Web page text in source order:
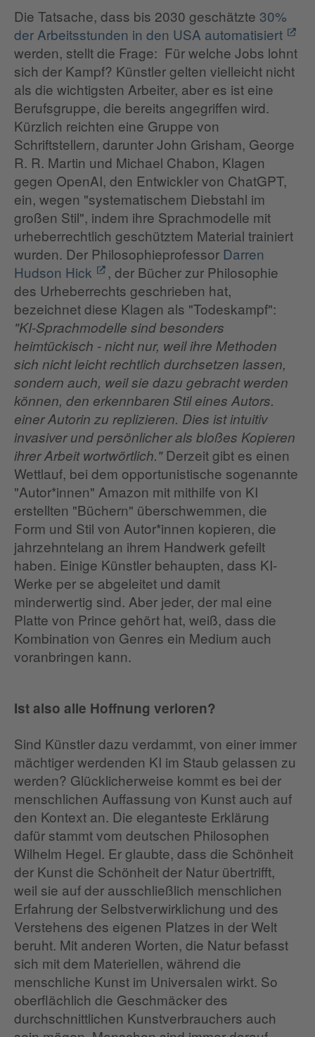
Die Tatsache, dass bis 2030 geschätzte 30%
der Arbeitsstunden in den USA automatisiert
werden, stellt die Frage: Für welche Jobs lohnt
sich der Kampf? Künstler gelten vielleicht nicht
als die wichtigsten Arbeiter, aber es ist eine
Berufsgruppe, die bereits angegriffen wird.
Kürzlich reichten eine Gruppe von
Schriftstellern, darunter John Grisham, George
R. R. Martin und Michael Chabon, Klagen
gegen OpenAI, den Entwickler von ChatGPT,
ein, wegen "systematischem Diebstahl im
großen Stil", indem ihre Sprachmodelle mit
urheberrechtlich geschütztem Material trainiert
wurden. Der Philosophieprofessor Darren
Hudson Hick
, der Bücher zur Philosophie
des Urheberrechts geschrieben hat,
bezeichnet diese Klagen als "Todeskampf":
"KI-Sprachmodelle sind besonders
heimtückisch - nicht nur, weil ihre Methoden
sich nicht leicht rechtlich durchsetzen lassen,
sondern auch, weil sie dazu gebracht werden
können, den erkennbaren Stil eines Autors.
einer Autorin zu replizieren. Dies ist intuitiv
invasiver und persönlicher als bloßes Kopieren
ihrer Arbeit wortwörtlich."Derzeit gibt es einen
Wettlauf, bei dem opportunistische sogenannte
"Autor*innen" Amazon mit mithilfe von KI
erstellten "Büchern" überschwemmen, die
Form und Stil von Autor*innen kopieren, die
jahrzehntelang an ihrem Handwerk gefeilt
haben. Einige Künstler behaupten, dass KI-
Werke per se abgeleitet und damit
minderwertig sind. Aber jeder, der mal eine
Platte von Prince gehört hat, weiß, dass die
Kombination von Genres ein Medium auch
voranbringen kann.
Ist also alle Hoffnung verloren?
Sind Künstler dazu verdammt, von einer immer
mächtiger werdenden KI im Staub gelassen zu
werden? Glücklicherweise kommt es bei der
menschlichen Auffassung von Kunst auch auf
den Kontext an. Die eleganteste Erklärung
dafür stammt vom deutschen Philosophen
Wilhelm Hegel. Er glaubte, dass die Schönheit
der Kunst die Schönheit der Natur übertrifft,
weil sie auf der ausschließlich menschlichen
Erfahrung der Selbstverwirklichung und des
Verstehens des eigenen Platzes in der Welt
beruht. Mit anderen Worten, die Natur befasst
sich mit dem Materiellen, während die
menschliche Kunst im Universalen wirkt. So
oberflächlich die Geschmäcker des
durchschnittlichen Kunstverbrauchers auch